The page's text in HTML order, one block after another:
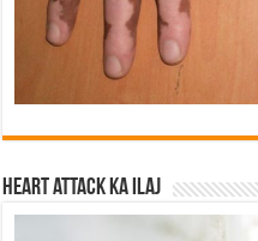
Heart attack ka ilaj